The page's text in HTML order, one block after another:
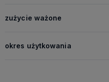
zużycie ważone
okres użytkowania